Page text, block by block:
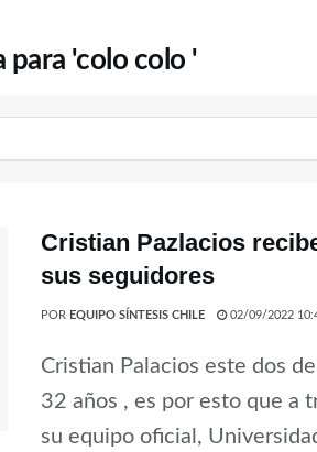
para 'colo colo '
Cristian Pazlacios
sus seguidores
POR EQUIPO SÍNTESIS CHILE 02/09/2022
Cristian Palacios este dos
32 años , es por esto que a
su equipo oficial,